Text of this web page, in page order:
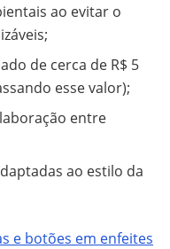
ao evitar o
de cerca de R$ 5
esse valor);
entre
ao estilo da
e botões em enfeites